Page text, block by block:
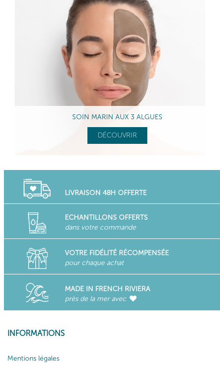
SOIN MARIN AUX 3 ALGUES
DÉCOUVRIR
LIVRAISON 48H OFFERTE
ECHANTILLONS OFFERTS
dans votre commande
VOTRE FIDÉLITÉ RÉCOMPENSÉE
pour chaque achat
MADE IN FRENCH RIVIERA
près de la mer avec
INFORMATIONS
Mentions légales